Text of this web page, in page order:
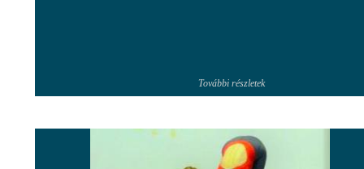
További részletek